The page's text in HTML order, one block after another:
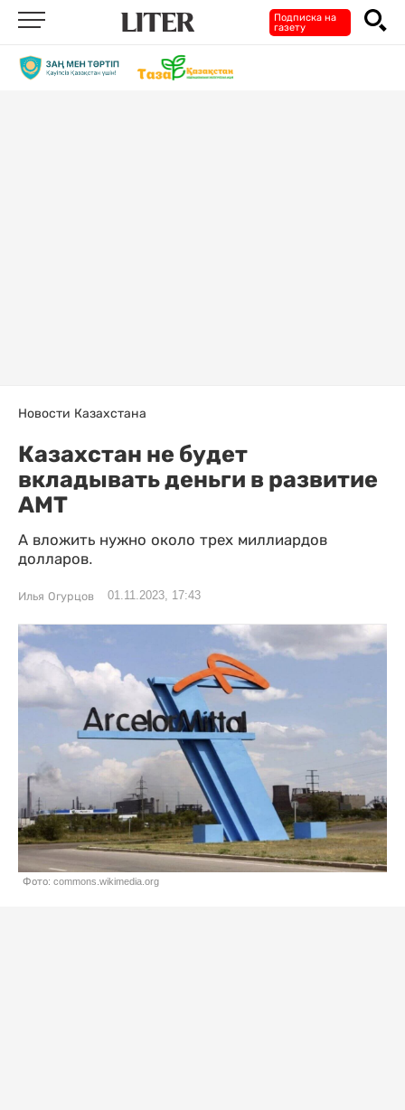
Подписка на
газету
Новости Казахстана
Казахстан не будет
вкладывать деньги в развитие
АМТ
А вложить нужно около трех миллиардов
долларов.
Илья Огурцов 01.11.2023, 17:43
Фото: commons.wikimedia.org